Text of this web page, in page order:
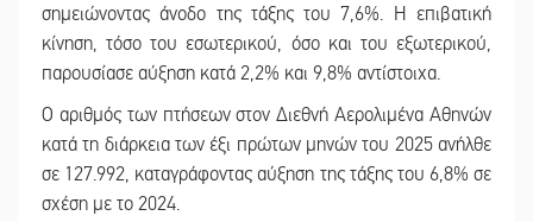
σημειώνοντας άνοδο της τάξης του 7,6%. Η επιβατική
κίνηση, τόσο του εσωτερικού, όσο και του εξωτερικού,
παρουσίασε αύξηση κατά 2,2% και 9,8% αντίστοιχα.
Ο αριθμός των πτήσεων στον Διεθνή Αερολιμένα Αθηνών
κατά τη διάρκεια των έξι πρώτων μηνών του 2025 ανήλθε
σε 127.992, καταγράφοντας αύξηση της τάξης του 6,8% σε
σχέση με το 2024.